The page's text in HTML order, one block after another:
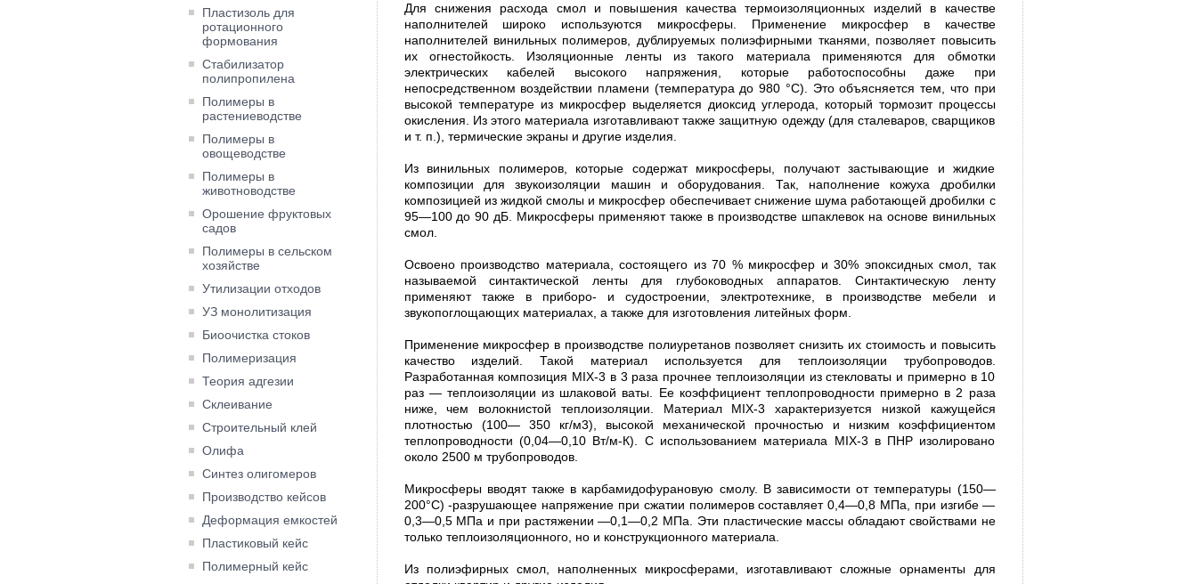
Пластизоль для
ротационного
формования
Cтабилизатор
полипропилена
Полимеры в
растениеводстве
Полимеры в
овощеводстве
Полимеры в
животноводстве
Орошение фруктовых
садов
Полимеры в сельском
хозяйстве
Утилизации отходов
УЗ монолитизация
Биоочистка стоков
Полимеризация
Теория адгезии
Склеивание
Строительный клей
Олифа
Синтез олигомеров
Производство кейсов
Деформация емкостей
Пластиковый кейс
Полимерный кейс
Для снижения расхода смол и повышения качества термоизоляционных изделий в качестве
наполнителей широко используются микросферы. Применение микросфер в качестве
наполнителей винильных полимеров, дублируемых полиэфирными тканями, позволяет повысить
их огнестойкость. Изоляционные ленты из такого материала применяются для обмотки
электрических кабелей высокого напряжения, которые работоспособны даже при
непосредственном воздействии пламени (температура до 980 °С). Это объясняется тем, что при
высокой температуре из микросфер выделяется диоксид углерода, который тормозит процессы
окисления. Из этого материала изготавливают также защитную одежду (для сталеваров, сварщиков
и т. п.), термические экраны и другие изделия.
Из винильных полимеров, которые содержат микросферы, получают застывающие и жидкие
композиции для звукоизоляции машин и оборудования. Так, наполнение кожуха дробилки
композицией из жидкой смолы и микросфер обеспечивает снижение шума работающей дробилки с
95—100 до 90 дБ. Микросферы применяют также в производстве шпаклевок на основе винильных
смол.
Освоено производство материала, состоящего из 70 % микросфер и 30% эпоксидных смол, так
называемой синтактической ленты для глубоководных аппаратов. Синтактическую ленту
применяют также в приборо- и судостроении, электротехнике, в производстве мебели и
звукопоглощающих материалах, а также для изготовления литейных форм.
Применение микросфер в производстве полиуретанов позволяет снизить их стоимость и повысить
качество изделий. Такой материал используется для теплоизоляции трубопроводов.
Разработанная композиция MIX-3 в 3 раза прочнее теплоизоляции из стекловаты и примерно в 10
раз — теплоизоляции из шлаковой ваты. Ее коэффициент теплопроводности примерно в 2 раза
ниже, чем волокнистой теплоизоляции. Материал MIX-3 характеризуется низкой кажущейся
плотностью (100— 350 кг/м3), высокой механической прочностью и низким коэффициентом
теплопроводности (0,04—0,10 Вт/м-К). С использованием материала MIX-3 в ПНР изолировано
около 2500 м трубопроводов.
Микросферы вводят также в карбамидофурановую смолу. В зависимости от температуры (150—
200°С) -разрушающее напряжение при сжатии полимеров составляет 0,4—0,8 МПа, при изгибе —
0,3—0,5 МПа и при растяжении —0,1—0,2 МПа. Эти пластические массы обладают свойствами не
только теплоизоляционного, но и конструкционного материала.
Из полиэфирных смол, наполненных микросферами, изготавливают сложные орнаменты для